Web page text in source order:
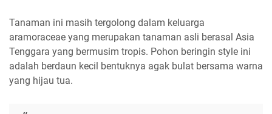
Tanaman ini masih tergolong dalam keluarga
aramoraceae yang merupakan tanaman asli berasal Asia
Tenggara yang bermusim tropis. Pohon beringin style ini
adalah berdaun kecil bentuknya agak bulat bersama warna
yang hijau tua.